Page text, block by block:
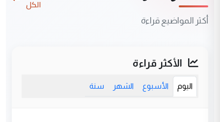
أكثر المواضيع قراءة
الكل
الأكثر قراءة
اليوم الأسبوع الشهر سنة